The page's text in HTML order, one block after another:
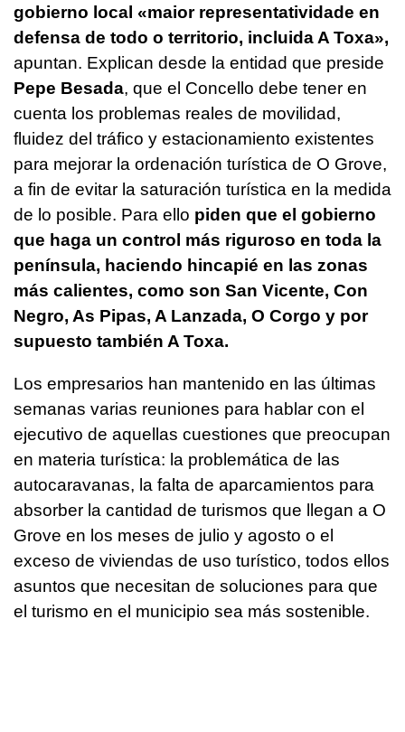
gobierno local «maior representatividade en
defensa de todo o territorio, incluida A Toxa»,
apuntan. Explican desde la entidad que preside
Pepe Besada, que el Concello debe tener en
cuenta los problemas reales de movilidad,
fluidez del tráfico y estacionamiento existentes
para mejorar la ordenación turística de O Grove,
a fin de evitar la saturación turística en la medida
de lo posible. Para ello piden que el gobierno
que haga un control más riguroso en toda la
península, haciendo hincapié en las zonas
más calientes, como son San Vicente, Con
Negro, As Pipas, A Lanzada, O Corgo y por
supuesto también A Toxa.
Los empresarios han mantenido en las últimas
semanas varias reuniones para hablar con el
ejecutivo de aquellas cuestiones que preocupan
en materia turística: la problemática de las
autocaravanas, la falta de aparcamientos para
absorber la cantidad de turismos que llegan a O
Grove en los meses de julio y agosto o el
exceso de viviendas de uso turístico, todos ellos
asuntos que necesitan de soluciones para que
el turismo en el municipio sea más sostenible.